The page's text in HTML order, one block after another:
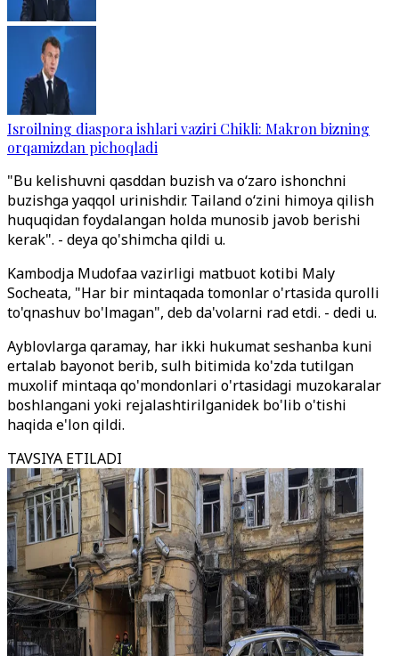
Isroilning diaspora ishlari vaziri Chikli: Makron bizning
orqamizdan pichoqladi
"Bu kelishuvni qasddan buzish va oʻzaro ishonchni
buzishga yaqqol urinishdir. Tailand oʻzini himoya qilish
huquqidan foydalangan holda munosib javob berishi
kerak". - deya qo'shimcha qildi u.
Kambodja Mudofaa vazirligi matbuot kotibi Maly
Socheata, "Har bir mintaqada tomonlar o'rtasida qurolli
to'qnashuv bo'lmagan", deb da'volarni rad etdi. - dedi u.
Ayblovlarga qaramay, har ikki hukumat seshanba kuni
ertalab bayonot berib, sulh bitimida ko'zda tutilgan
muxolif mintaqa qo'mondonlari o'rtasidagi muzokaralar
boshlangani yoki rejalashtirilganidek bo'lib o'tishi
haqida e'lon qildi.
TAVSIYA ETILADI